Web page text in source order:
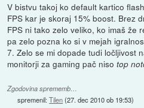
V bistvu takoj ko default kartico
FPS kar je skoraj 15% boost. Brez
FPS ni tako zelo veliko, ko imaš že
pa zelo pozna ko si v mejah
7. Zelo se mi dopade tudi ločljivost
monitorji za gaming pač nisotop
Zgodovina sprememb…
spremenil:Tilen(27. dec 2010 ob 19:53)